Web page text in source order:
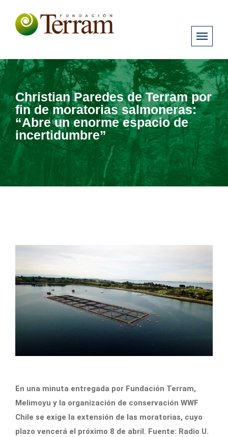
Christian Paredes de Terram por
fin de moratorias salmoneras:
“Abre un enorme espacio de
incertidumbre”
En una minuta entregada por Fundación Terram,
Melimoyu y la organización de conservación WWF
Chile se exige la extensión de las moratorias, cuyo
plazo vencerá el próximo 8 de abril. Fuente: Radio U.